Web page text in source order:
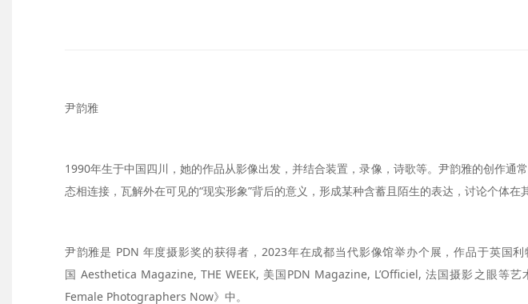
尹韵雅
1990年生于中国四川，她的作品从影像出发，并结合装置，录像，诗歌等。尹韵雅的创作
态相连接，瓦解外在可见的“现实形象”背后的意义，形成某种含蓄且陌生的表达，讨论个体
尹韵雅是 PDN 年度摄影奖的获得者，2023年在成都当代影像馆举办个展，作品于英国
国 Aesthetica Magazine, THE WEEK, 美国PDN Magazine, L’Officiel, 法国摄影之眼
Female Photographers Now》中。